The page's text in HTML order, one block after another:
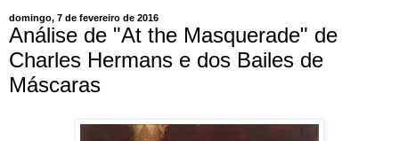
domingo, 7 de fevereiro de 2016
Análise de "At the Masquerade" de
Charles Hermans e dos Bailes de
Máscaras